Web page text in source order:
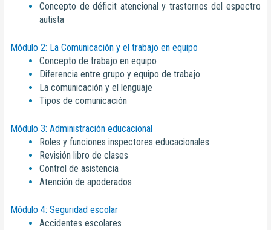
Concepto de déficit atencional y trastornos del espectro
autista
Módulo 2: La Comunicación y el trabajo en equipo
Concepto de trabajo en equipo
Diferencia entre grupo y equipo de trabajo
La comunicación y el lenguaje
Tipos de comunicación
Módulo 3: Administración educacional
Roles y funciones inspectores educacionales
Revisión libro de clases
Control de asistencia
Atención de apoderados
Módulo 4: Seguridad escolar
Accidentes escolares